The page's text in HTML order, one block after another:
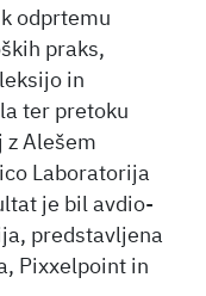
odprtemu
praks,
in
ter pretoku
z Alešem
Laboratorija
je bil avdio-
predstavljena
Pixxelpoint in